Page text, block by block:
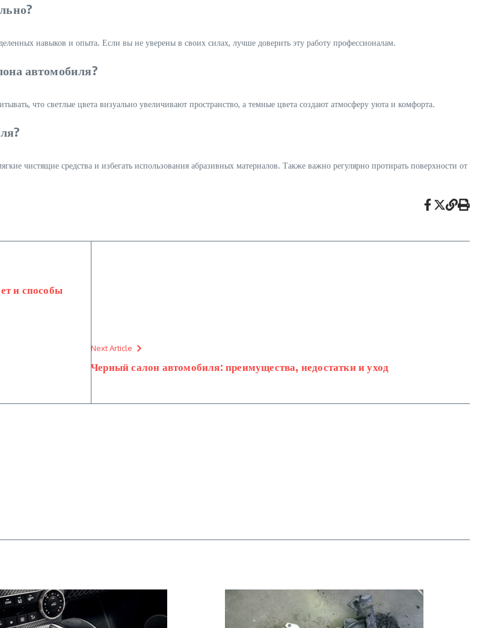
навыков и опыта. Если вы не уверены в своих силах, лучше доверить эту работу профессионалам.
автомобиля?
что светлые цвета визуально увеличивают пространство, а темные цвета создают атмосферу уюта и комфорта.
чистящие средства и избегать использования абразивных материалов. Также важно регулярно протирать поверхности от
и способы
Next Article
Черный салон автомобиля: преимущества, недостатки и уход